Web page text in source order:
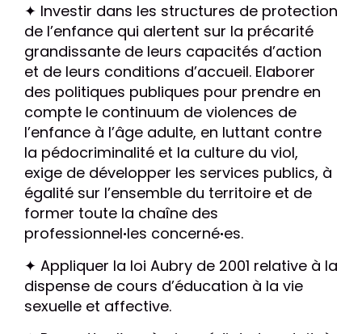
✦ Investir dans les structures de protection
de l’enfance qui alertent sur la précarité
grandissante de leurs capacités d’action
et de leurs conditions d’accueil. Elaborer
des politiques publiques pour prendre en
compte le continuum de violences de
l’enfance à l’âge adulte, en luttant contre
la pédocriminalité et la culture du viol,
exige de développer les services publics, à
égalité sur l’ensemble du territoire et de
former toute la chaîne des
professionnel·les concerné·es.
✦ Appliquer la loi Aubry de 2001 relative à la
dispense de cours d’éducation à la vie
sexuelle et affective.